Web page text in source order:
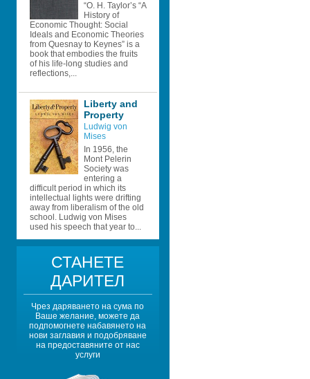
“O. H. Taylor’s “A
History of
Economic Thought: Social
Ideals and Economic Theories
from Quesnay to Keynes” is a
book that embodies the fruits
of his life-long studies and
reflections,...
Liberty and
Property
Ludwig von
Mises
In 1956, the
Mont Pelerin
Society was
entering a
difficult period in which its
intellectual lights were drifting
away from liberalism of the old
school. Ludwig von Mises
used his speech that year to...
СТАНЕТЕ
ДАРИТЕЛ
Чрез даряването на сума по
Ваше желание, можете да
подпомогнете набавянето на
нови заглавия и подобряване
на предоставяните от нас
услуги